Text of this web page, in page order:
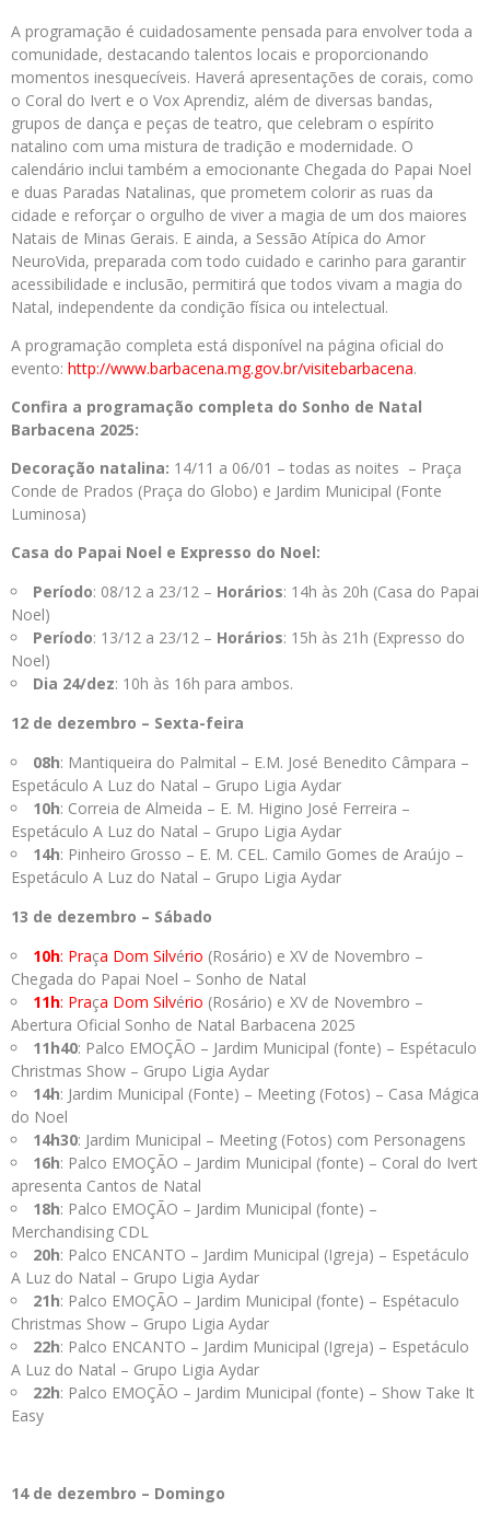
A programação é cuidadosamente pensada para envolver toda a
comunidade, destacando talentos locais e proporcionando
momentos inesquecíveis. Haverá apresentações de corais, como
o Coral do Ivert e o Vox Aprendiz, além de diversas bandas,
grupos de dança e peças de teatro, que celebram o espírito
natalino com uma mistura de tradição e modernidade. O
calendário inclui também a emocionante Chegada do Papai Noel
e duas Paradas Natalinas, que prometem colorir as ruas da
cidade e reforçar o orgulho de viver a magia de um dos maiores
Natais de Minas Gerais. E ainda, a Sessão Atípica do Amor
NeuroVida, preparada com todo cuidado e carinho para garantir
acessibilidade e inclusão, permitirá que todos vivam a magia do
Natal, independente da condição física ou intelectual.
A programação completa está disponível na página oficial do
evento: http://www.barbacena.mg.gov.br/visitebarbacena.
Confira a programação completa do Sonho de Natal
Barbacena 2025:
Decoração natalina: 14/11 a 06/01 – todas as noites – Praça
Conde de Prados (Praça do Globo) e Jardim Municipal (Fonte
Luminosa)
Casa do Papai Noel e Expresso do Noel:
Período: 08/12 a 23/12 – Horários: 14h às 20h (Casa do Papai
Noel)
Período: 13/12 a 23/12 – Horários: 15h às 21h (Expresso do
Noel)
Dia 24/dez: 10h às 16h para ambos.
12 de dezembro – Sexta-feira
08h: Mantiqueira do Palmital – E.M. José Benedito Câmpara –
Espetáculo A Luz do Natal – Grupo Ligia Aydar
10h: Correia de Almeida – E. M. Higino José Ferreira –
Espetáculo A Luz do Natal – Grupo Ligia Aydar
14h: Pinheiro Grosso – E. M. CEL. Camilo Gomes de Araújo –
Espetáculo A Luz do Natal – Grupo Ligia Aydar
13 de dezembro – Sábado
10h: Praça Dom Silvério (Rosário) e XV de Novembro –
Chegada do Papai Noel – Sonho de Natal
11h: Praça Dom Silvério (Rosário) e XV de Novembro –
Abertura Oficial Sonho de Natal Barbacena 2025
11h40: Palco EMOÇÃO – Jardim Municipal (fonte) – Espétaculo
Christmas Show – Grupo Ligia Aydar
14h: Jardim Municipal (Fonte) – Meeting (Fotos) – Casa Mágica
do Noel
14h30: Jardim Municipal – Meeting (Fotos) com Personagens
16h: Palco EMOÇÃO – Jardim Municipal (fonte) – Coral do Ivert
apresenta Cantos de Natal
18h: Palco EMOÇÃO – Jardim Municipal (fonte) –
Merchandising CDL
20h: Palco ENCANTO – Jardim Municipal (Igreja) – Espetáculo
A Luz do Natal – Grupo Ligia Aydar
21h: Palco EMOÇÃO – Jardim Municipal (fonte) – Espétaculo
Christmas Show – Grupo Ligia Aydar
22h: Palco ENCANTO – Jardim Municipal (Igreja) – Espetáculo
A Luz do Natal – Grupo Ligia Aydar
22h: Palco EMOÇÃO – Jardim Municipal (fonte) – Show Take It
Easy
14 de dezembro – Domingo